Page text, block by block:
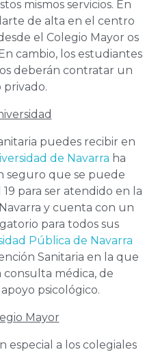
mismos servicios. En
de alta en el centro
el Colegio Mayor os
cambio, los estudiantes
deberán contratar un
privado.
puedes recibir en
de Navarra ha
seguro que se puede
para ser atendido en la
y cuenta con un
para todos sus
Pública de Navarra
Sanitaria en la que
consulta médica, de
psicológico.
Mayor
especial a los colegiales